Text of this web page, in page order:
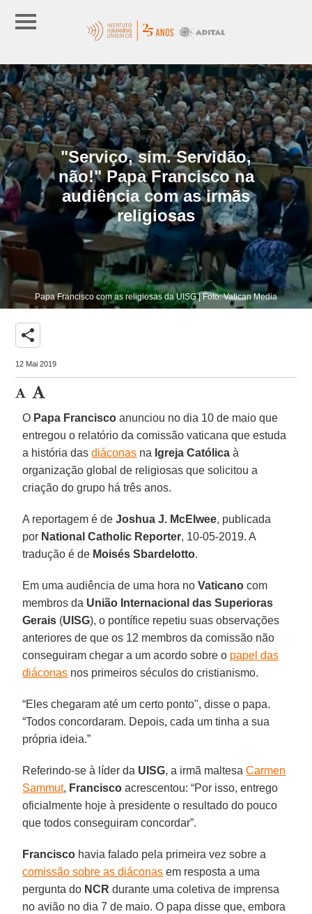
"Serviço, sim. Servidão,
não!" Papa Francisco na
audiência com as irmãs
religiosas
Papa Francisco com as religiosas da UISG | Foto: Vatican Media
share
12 Mai 2019
O Papa Francisco anunciou no dia 10 de maio que
entregou o relatório da comissão vaticana que estuda
a história dasdiáconas na Igreja Católica à
organização global de religiosas que solicitou a
criação do grupo há três anos.
A reportagem é deJoshua J. McElwee, publicada
por National Catholic Reporter, 10-05-2019. A
tradução é de Moisés Sbardelotto.
Em uma audiência de uma hora noVaticano com
membros da União Internacional das Superioras
Gerais (UISG), o pontífice repetiu suas observações
anteriores de que os 12 membros da comissão não
conseguiram chegar a um acordo sobre o papel das
diáconas nos primeiros séculos do cristianismo.
“Eles chegaram até um certo ponto", disse o papa.
“Todos concordaram. Depois, cada um tinha a sua
própria ideia.”
Referindo-se à líder da UISG, a irmã maltesaCarmen
Sammut, Francisco acrescentou: “Por isso, entrego
oficialmente hoje à presidente o resultado do pouco
que todos conseguiram concordar”.
Francisco havia falado pela primeira vez sobre a
comissão sobre as diáconas em resposta a uma
pergunta do NCR durante uma coletiva de imprensa
no avião no dia 7 de maio. O papa disse que, embora